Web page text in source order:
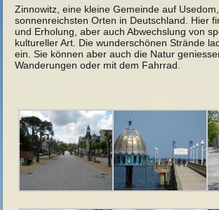
Zinnowitz, eine kleine Gemeinde auf
sonnenreichsten Orten in Deutschland. Hier
und Erholung, aber auch Abwechslung von
kultureller Art. Die wunderschönen Strände
ein. Sie können aber auch die Natur
Wanderungen oder mit dem Fahrrad.